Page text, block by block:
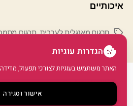
איכותיים
תגיותתרגום מאנגלית לעברית,תרגום
© 2026
GoArticle
מדיניות פרטיות
הגדרות עוגיות
האתר משתמש בעוגיות לצורכי תפעול,
אישור וסגירה